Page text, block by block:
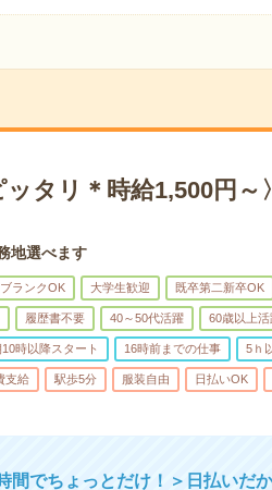
ッタリ＊時給1,500円～
地選べます
ブランクOK 大学生歓迎 既卒第二新卒OK
履歴書不要 40～50代活躍 60歳以上活
時以降スタート 16時前までの仕事 5ｈ
支給 駅歩5分 服装自由 日払いOK
でちょっとだけ！＞日払いだ